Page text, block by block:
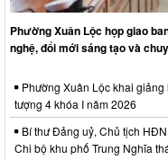
Phường Xuân Lộc họp giao
nghệ, đổi mới sáng tạo và
Phường Xuân Lộc khai
tượng 4 khóa I năm 2026
Bí thư Đảng uỷ, Chủ tịch
Chi bộ khu phố Trung Nghĩa